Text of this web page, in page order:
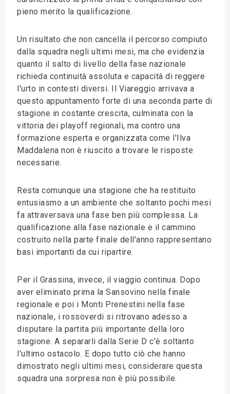
pieno merito la qualificazione.
Un risultato che non cancella il percorso compiuto
dalla squadra negli ultimi mesi, ma che evidenzia
quanto il salto di livello della fase nazionale
richieda continuità assoluta e capacità di reggere
l'urto in contesti diversi. Il Viareggio arrivava a
questo appuntamento forte di una seconda parte di
stagione in costante crescita, culminata con la
vittoria dei playoff regionali, ma contro una
formazione esperta e organizzata come l'Ilva
Maddalena non è riuscito a trovare le risposte
necessarie.
Resta comunque una stagione che ha restituito
entusiasmo a un ambiente che soltanto pochi mesi
fa attraversava una fase ben più complessa. La
qualificazione alla fase nazionale e il cammino
costruito nella parte finale dell'anno rappresentano
basi importanti da cui ripartire.
Per il Grassina, invece, il viaggio continua. Dopo
aver eliminato prima la Sansovino nella finale
regionale e poi i Monti Prenestini nella fase
nazionale, i rossoverdi si ritrovano adesso a
disputare la partita più importante della loro
stagione. A separarli dalla Serie D c'è soltanto
l'ultimo ostacolo. E dopo tutto ciò che hanno
dimostrato negli ultimi mesi, considerare questa
squadra una sorpresa non è più possibile.